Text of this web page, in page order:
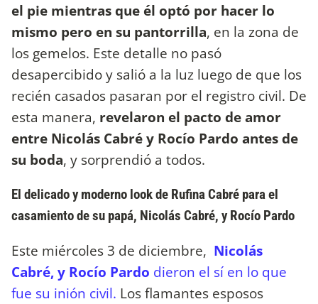
el pie mientras que él optó por hacer lo
mismo pero en su pantorrilla, en la zona de
los gemelos. Este detalle no pasó
desapercibido y salió a la luz luego de que los
recién casados pasaran por el registro civil. De
esta manera, revelaron el pacto de amor
entre Nicolás Cabré y Rocío Pardo antes de
su boda, y sorprendió a todos.
El delicado y moderno look de Rufina Cabré para el
casamiento de su papá, Nicolás Cabré, y Rocío Pardo
Este miércoles 3 de diciembre, Nicolás
Cabré, y Rocío Pardo dieron el sí en lo que
fue su inión civil. Los flamantes esposos